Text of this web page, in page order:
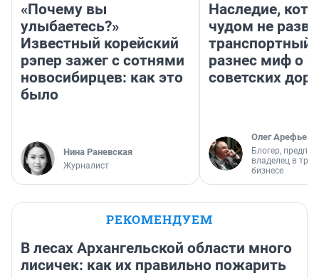
«Почему вы
улыбаетесь?»
Известный корейский
рэпер зажег с сотнями
новосибирцев: как это
было
Нина Раневская
Журналист
Наследие,
чудом не
транспортный
разнес миф о
советских
Олег Арефьев
Блогер,
владелец в
бизнесе
РЕКОМЕНДУЕМ
В лесах Архангельской области много
лисичек: как их правильно пожарить